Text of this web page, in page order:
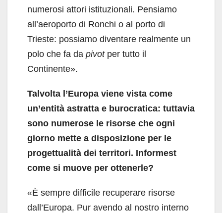
numerosi attori istituzionali. Pensiamo
all’aeroporto di Ronchi o al porto di
Trieste: possiamo diventare realmente un
polo che fa da pivot per tutto il
Continente».
Talvolta l’Europa viene vista come
un’entità astratta e burocratica: tuttavia
sono numerose le risorse che ogni
giorno mette a disposizione per le
progettualità dei territori. Informest
come si muove per ottenerle?
«È sempre difficile recuperare risorse
dall’Europa. Pur avendo al nostro interno